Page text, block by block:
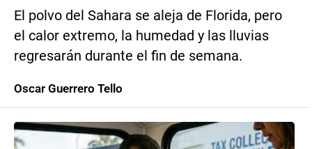
El polvo del Sahara se aleja de Florida, pero
el calor extremo, la humedad y las lluvias
regresarán durante el fin de semana.
Oscar Guerrero Tello